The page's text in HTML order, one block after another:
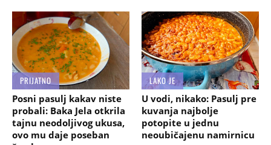
PRIJATNO
Posni pasulj kakav niste
probali: Baka Jela otkrila
tajnu neodoljivog ukusa,
ovo mu daje poseban
LAKO JE
U vodi, nikako: Pasulj pre
kuvanja najbolje
potopite u jednu
neoubičajenu namirnicu